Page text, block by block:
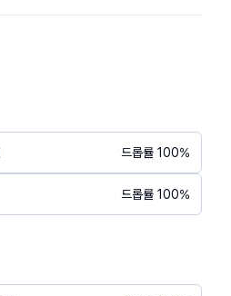
드롭률 100%
드롭률 100%